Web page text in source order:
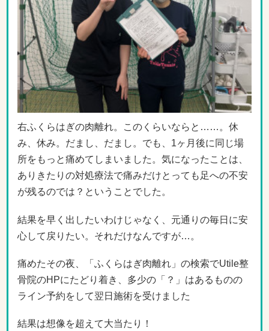
右ふくらはぎの肉離れ。このくらいならと……。休
み、休み。だまし、だまし。でも、1ヶ月後に同じ場
所をもっと痛めてしまいました。気になったことは、
ありきたりの対処療法で痛みだけとっても足への不安
が残るのでは？ということでした。
結果を早く出したいわけじゃなく、元通りの毎日に安
心して戻りたい。それだけなんですが…。
痛めたその夜、「ふくらはぎ肉離れ」の検索でUtile整
骨院のHPにたどり着き、多少の「？」はあるものの
ライン予約をして翌日施術を受けました
結果は想像を超えて大当たり！